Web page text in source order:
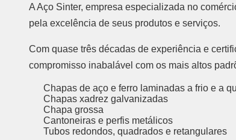
A Aço Sinter, empresa especializada no
pela excelência de seus produtos e serviços.
Com quase três décadas de experiência e
compromisso inabalável com os mais altos
Chapas de aço e ferro laminadas a frio e a
Chapas xadrez galvanizadas
Chapa grossa
Cantoneiras e perfis metálicos
Tubos redondos, quadrados e retangulares